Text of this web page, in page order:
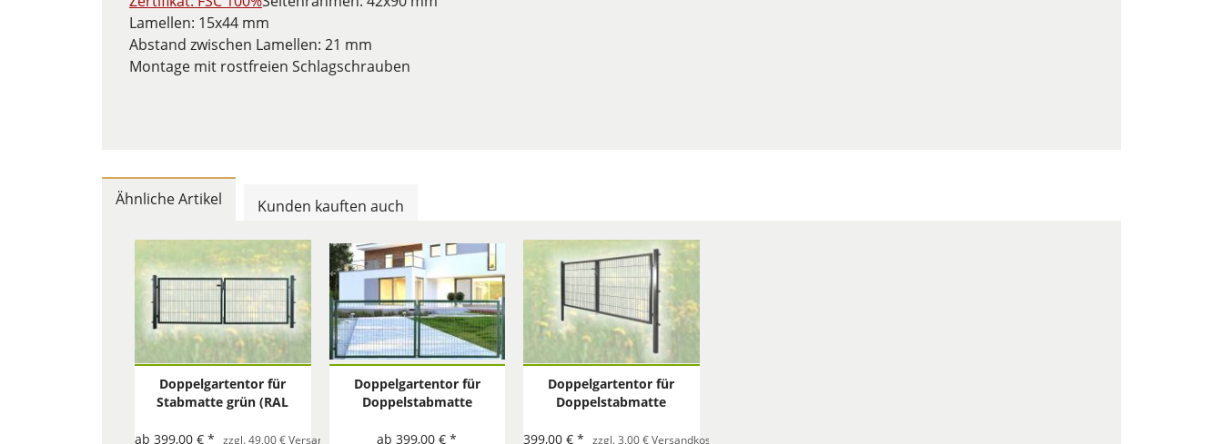
Lamellen: 15x44 mm
Abstand zwischen Lamellen: 21 mm
Montage mit rostfreien Schlagschrauben
Ähnliche Artikel Kunden kauften auch
Doppelgartentor für
Stabmatte grün (RAL
ab 399,00 € * zzgl. 49,00 € Versand mit Spedition pro Bestellung
Doppelgartentor für
Doppelstabmatte
zweiflügelig
ab 399,00 € *
Doppelgartentor für
Doppelstabmatte
zweiflügelig
399,00 € * zzgl. 3,00 € Versandkostenzuschlag